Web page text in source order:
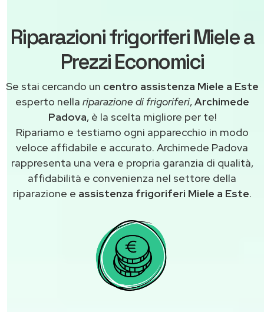
Riparazioni frigoriferi Miele a
Prezzi Economici
Se stai cercando un centro assistenza Miele a Este
esperto nella riparazione di frigoriferi,Archimede
Padova, è la scelta migliore per te!
Ripariamo e testiamo ogni apparecchio in modo
veloce affidabile e accurato. Archimede Padova
rappresenta una vera e propria garanzia di qualità,
affidabilità e convenienza nel settore della
riparazione e assistenza frigoriferi Miele a Este.